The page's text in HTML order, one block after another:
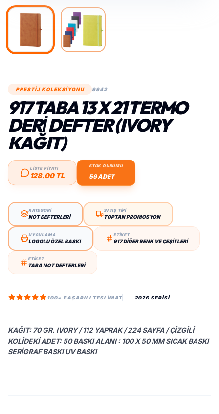
PRESTİJ KOLEKSİYONU 9942
917 TABA 13 X 21 TERMO
DERİ DEFTER (IVORY
KAĞIT)
LİSTE FİYATI
128.00 TL
STOK DURUMU
59 ADET
KATEGORİ
NOT DEFTERLERI
SATIŞ TİPİ
TOPTAN PROMOSYON
UYGULAMA
LOGOLU ÖZEL BASKI
ETİKET
917 DIĞER RENK VE ÇEŞITLERI
ETİKET
TABA NOT DEFTERLERI
100+ BAŞARILI TESLIMAT 2026 SERİSİ
KAĞIT: 70 GR. IVORY / 112 YAPRAK / 224 SAYFA / ÇIZGILI
KOLIDEKI ADET: 50 BASKI ALANI : 100 X 50 MM SICAK BASKI
SERIGRAF BASKI UV BASKI